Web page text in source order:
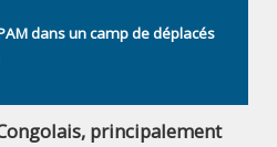
dans un camp de déplacés
principalement